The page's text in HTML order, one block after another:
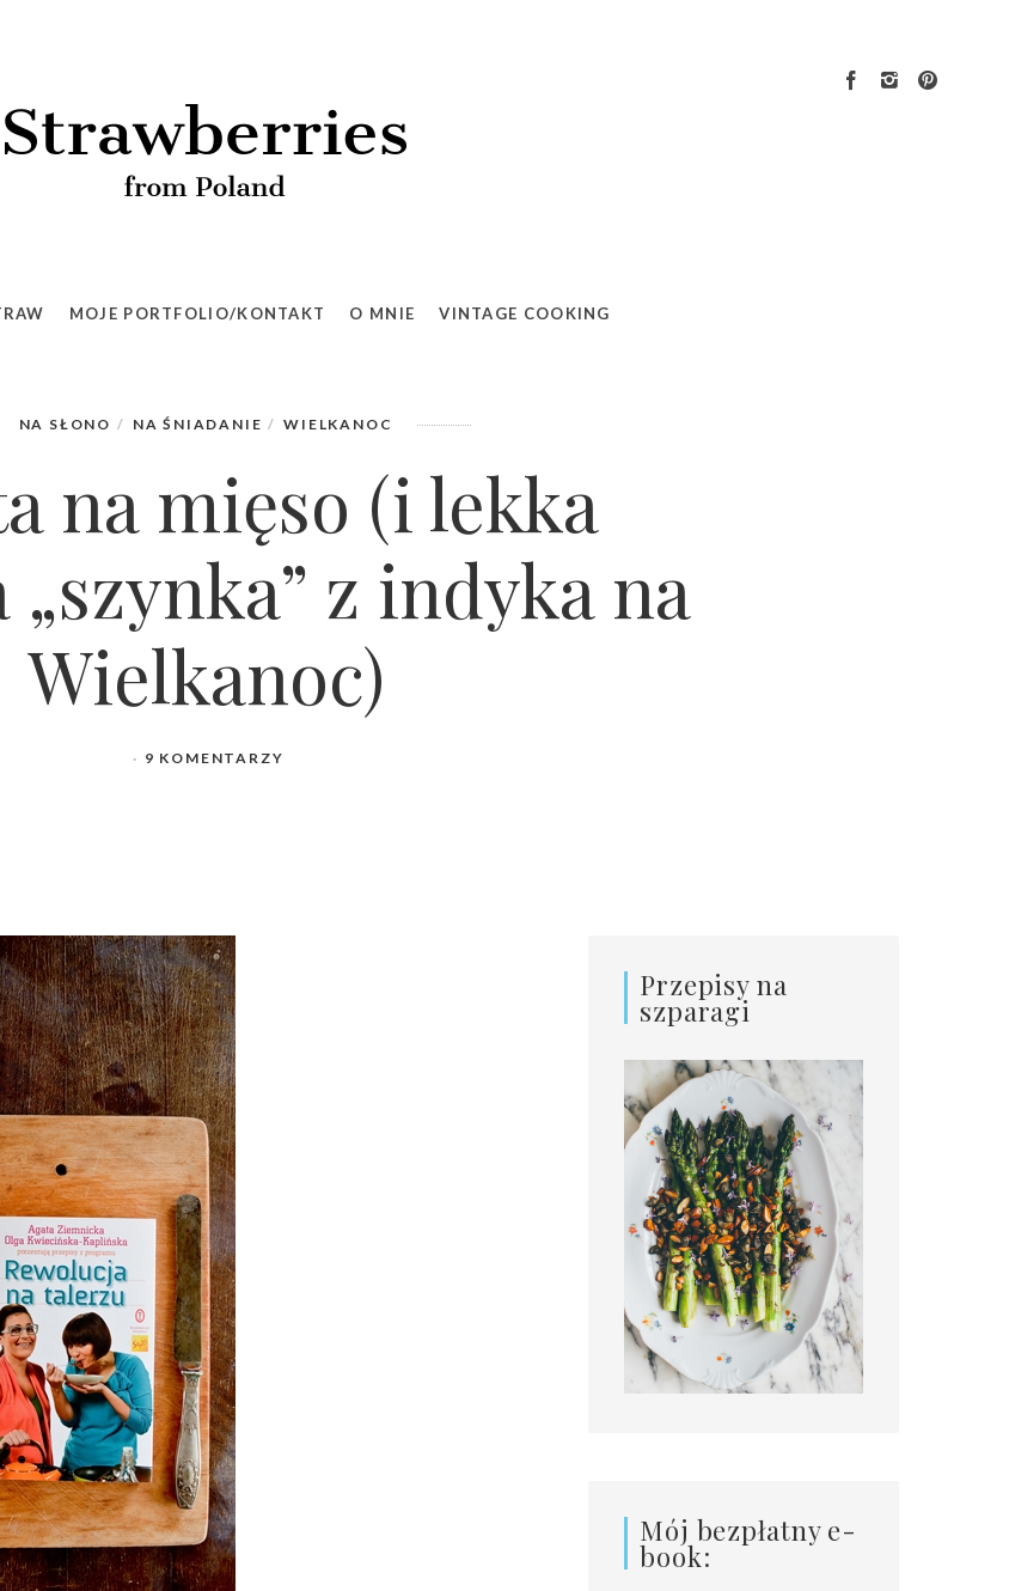
MOJE PORTFOLIO/KONTAKT O MNIE VINTAGE COOKING
NA SŁONO NA ŚNIADANIE WIELKANOC
na mięso (i lekka
z indyka na
Wielkanoc)
9 KOMENTARZY
Przepisy na
szparagi
Mój bezpłatny e-
book: